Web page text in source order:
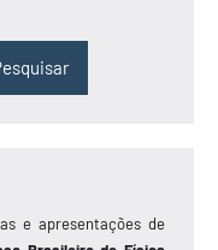
e apresentações de